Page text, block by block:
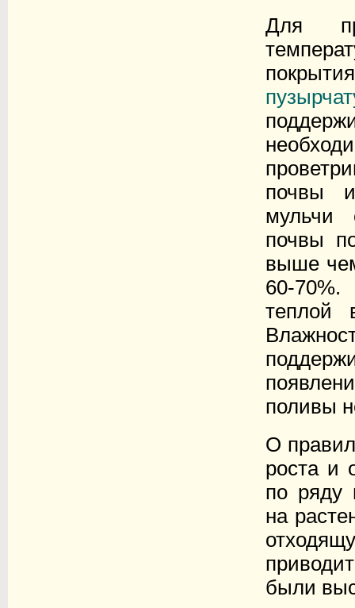
Для
почвы
мульчи
почвы
выше
60-70%.
теплой
поливы
О
роста и
по ряду
на
были